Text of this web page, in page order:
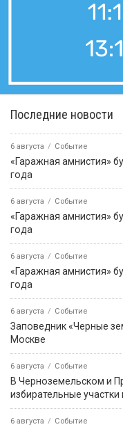
Последние новости
6 августа Событие
«Гаражная амнистия»
года
6 августа Событие
«Гаражная амнистия»
года
6 августа Событие
«Гаражная амнистия»
года
6 августа Событие
Заповедник «Черные
Москве
6 августа Событие
В Черноземельском и
избирательные
6 августа Событие